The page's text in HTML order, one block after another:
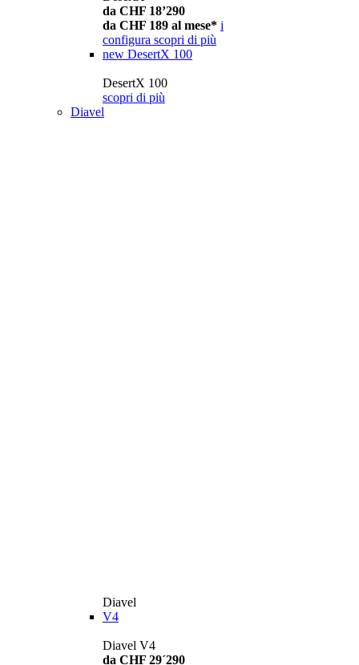
da CHF 18’290
da CHF 189 al mese* i
configura scopri di più
new DesertX 100
DesertX 100
scopri di più
Diavel
Diavel
V4
Diavel V4
da CHF 29´290